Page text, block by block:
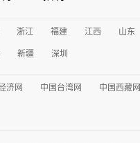
浙江 福建 江西 山东
新疆 深圳
济网 中国台湾网 中国西藏网